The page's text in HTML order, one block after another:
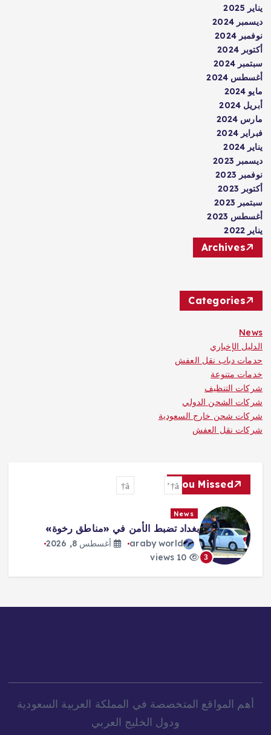
يناير 2025
ديسمبر 2024
نوفمبر 2024
أكتوبر 2024
سبتمبر 2024
أغسطس 2024
مايو 2024
أبريل 2024
مارس 2024
فبراير 2024
يناير 2024
ديسمبر 2023
نوفمبر 2023
أكتوبر 2023
سبتمبر 2023
أغسطس 2023
يناير 2022
Archives
Categories
News
الدليل الإخباري
حدمات دباب نقل العفش
خدمات متنوعة
شركات التنظيف
شركات الشحن الدولي
شركات شحن خارج السعودية
شركات نقل العفش
You Missed
3
News
بغداد تضبط الأمن في «مناطق رخوة»
araby world
أغسطس 8, 2026
10 views
أهم المواقع المتخصصة في المملكة العربية السعودية
ودول الخليج العربي